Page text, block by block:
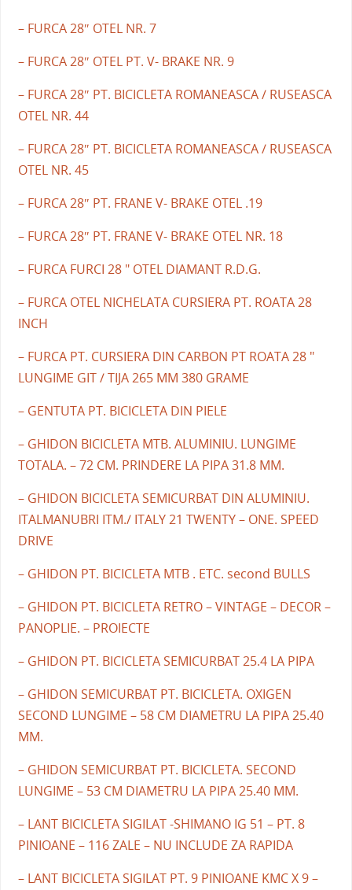
– FURCA 28″ OTEL NR. 7
– FURCA 28″ OTEL PT. V- BRAKE NR. 9
– FURCA 28″ PT. BICICLETA ROMANEASCA / RUSEASCA
OTEL NR. 44
– FURCA 28″ PT. BICICLETA ROMANEASCA / RUSEASCA
OTEL NR. 45
– FURCA 28″ PT. FRANE V- BRAKE OTEL .19
– FURCA 28″ PT. FRANE V- BRAKE OTEL NR. 18
– FURCA FURCI 28 " OTEL DIAMANT R.D.G.
– FURCA OTEL NICHELATA CURSIERA PT. ROATA 28
INCH
– FURCA PT. CURSIERA DIN CARBON PT ROATA 28 "
LUNGIME GIT / TIJA 265 MM 380 GRAME
– GENTUTA PT. BICICLETA DIN PIELE
– GHIDON BICICLETA MTB. ALUMINIU. LUNGIME
TOTALA. – 72 CM. PRINDERE LA PIPA 31.8 MM.
– GHIDON BICICLETA SEMICURBAT DIN ALUMINIU.
ITALMANUBRI ITM./ ITALY 21 TWENTY – ONE. SPEED
DRIVE
– GHIDON PT. BICICLETA MTB . ETC. second BULLS
– GHIDON PT. BICICLETA RETRO – VINTAGE – DECOR –
PANOPLIE. – PROIECTE
– GHIDON PT. BICICLETA SEMICURBAT 25.4 LA PIPA
– GHIDON SEMICURBAT PT. BICICLETA. OXIGEN
SECOND LUNGIME – 58 CM DIAMETRU LA PIPA 25.40
MM.
– GHIDON SEMICURBAT PT. BICICLETA. SECOND
LUNGIME – 53 CM DIAMETRU LA PIPA 25.40 MM.
– LANT BICICLETA SIGILAT -SHIMANO IG 51 – PT. 8
PINIOANE – 116 ZALE – NU INCLUDE ZA RAPIDA
– LANT BICICLETA SIGILAT PT. 9 PINIOANE KMC X 9 –